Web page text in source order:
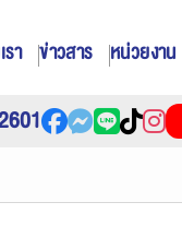
า ข่าวสาร หน่วยงาน